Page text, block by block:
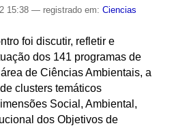
15:38 — registrado em: Ciencias
foi discutir, refletir e
dos 141 programas de
de Ciências Ambientais, a
clusters temáticos
Social, Ambiental,
dos Objetivos de